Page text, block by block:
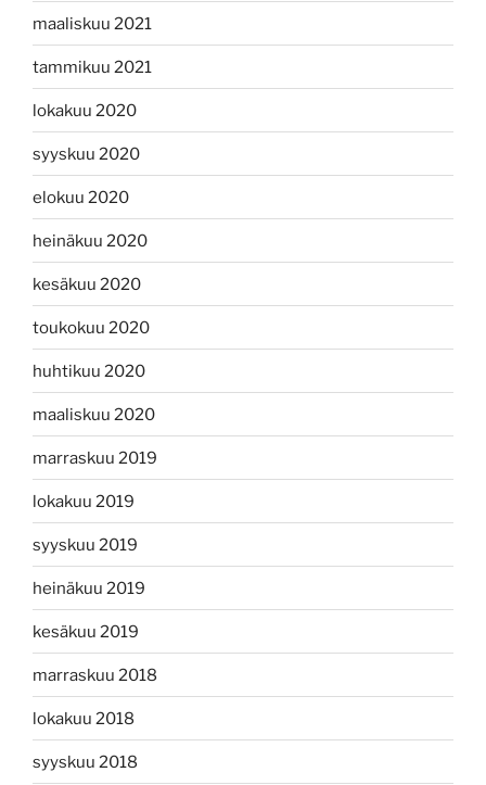
maaliskuu 2021
tammikuu 2021
lokakuu 2020
syyskuu 2020
elokuu 2020
heinäkuu 2020
kesäkuu 2020
toukokuu 2020
huhtikuu 2020
maaliskuu 2020
marraskuu 2019
lokakuu 2019
syyskuu 2019
heinäkuu 2019
kesäkuu 2019
marraskuu 2018
lokakuu 2018
syyskuu 2018